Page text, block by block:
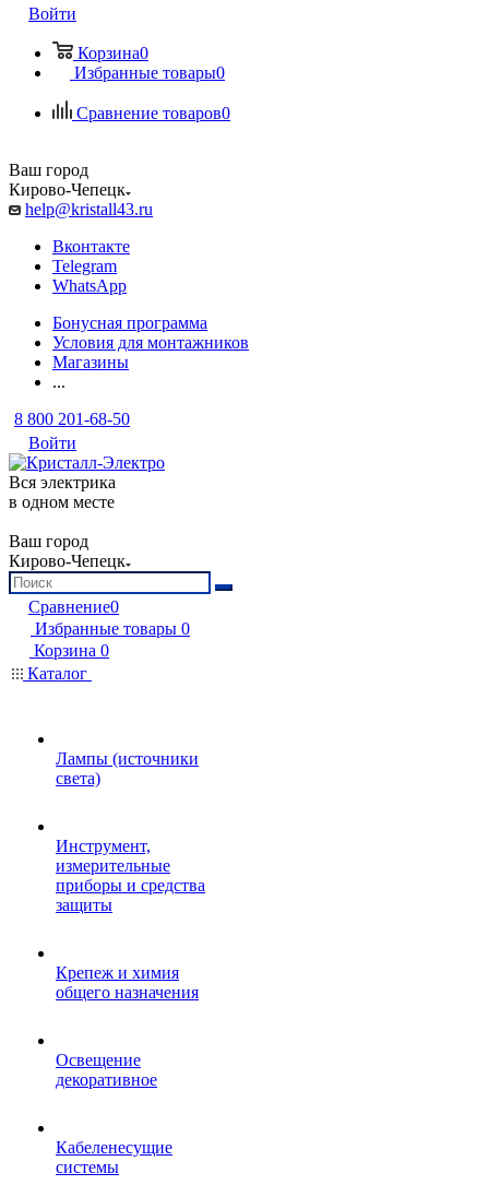
Войти
Корзина0
Избранные товары0
Сравнение товаров0
Ваш город
Кирово-Чепецк
help@kristall43.ru
Вконтакте
Telegram
WhatsApp
Бонусная программа
Условия для монтажников
Магазины
...
8 800 201-68-50
Войти
Вся электрика
в одном месте
Ваш город
Кирово-Чепецк
Сравнение0
Избранные товары 0
Корзина 0
Каталог
Лампы (источники
света)
Инструмент,
измерительные
приборы и средства
защиты
Крепеж и химия
общего назначения
Освещение
декоративное
Кабеленесущие
системы